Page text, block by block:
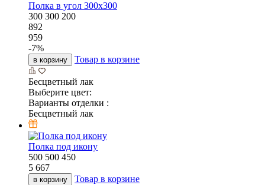
Полка в угол 300х300
300 300 200
892
959
-7%
в корзину Товар в корзине
Бесцветный лак
Выберите цвет:
Варианты отделки :
Бесцветный лак
Полка под икону
500 500 450
5 667
в корзину Товар в корзине